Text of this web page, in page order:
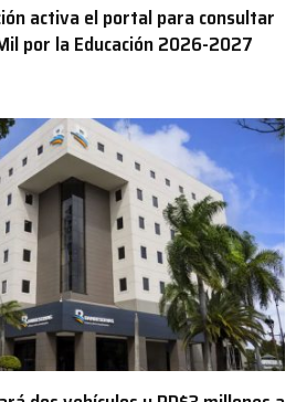
activa el portal para consultar
por la Educación 2026-2027